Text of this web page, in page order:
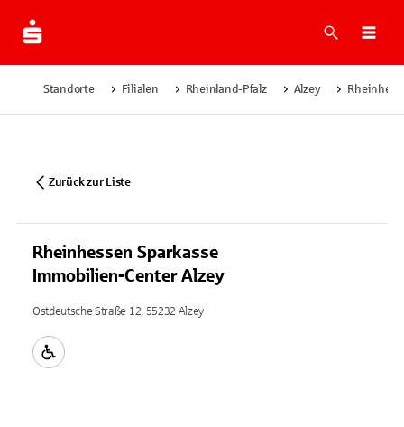
Suche
Standorte Filialen Rheinland-Pfalz Alzey
Zurück zur Liste
Rheinhessen Sparkasse
Immobilien-Center Alzey
Ostdeutsche Straße 12, 55232 Alzey